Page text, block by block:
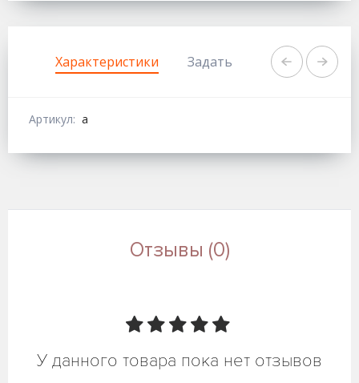
Характеристики Задать вопрос о товаре
Артикул: а
Отзывы (0)
У данного товара пока нет отзывов